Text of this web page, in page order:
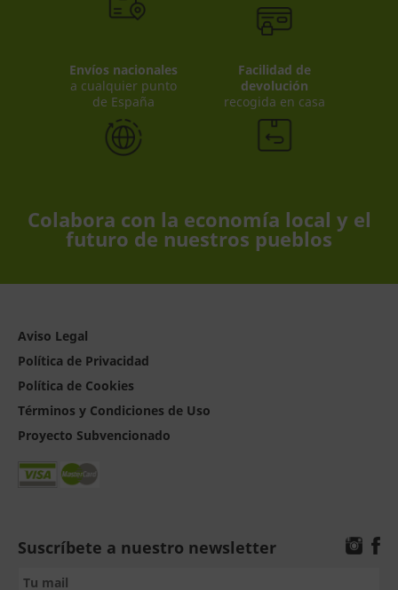
Envíos nacionales
a cualquier punto
de España
Facilidad de
devolución
recogida en casa
Colabora con la economía local y el
futuro de nuestros pueblos
Aviso Legal
Política de Privacidad
Política de Cookies
Términos y Condiciones de Uso
Proyecto Subvencionado
Suscríbete a nuestro newsletter